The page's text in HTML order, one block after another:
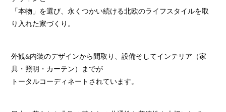
「本物」を選び、永くつかい続ける北欧のライフスタイルを取
り入れた家づくり。
外観&内装のデザインから間取り、設備そしてインテリア（家
具・照明・カーテン）までが
トータルコーディネートされています。